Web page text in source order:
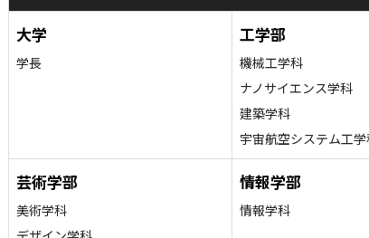
大学
学長
工学部
機械工学科
ナノサイエンス学科
建築学科
宇宙航空システム工
芸術学部
美術学科
情報学部
情報学科